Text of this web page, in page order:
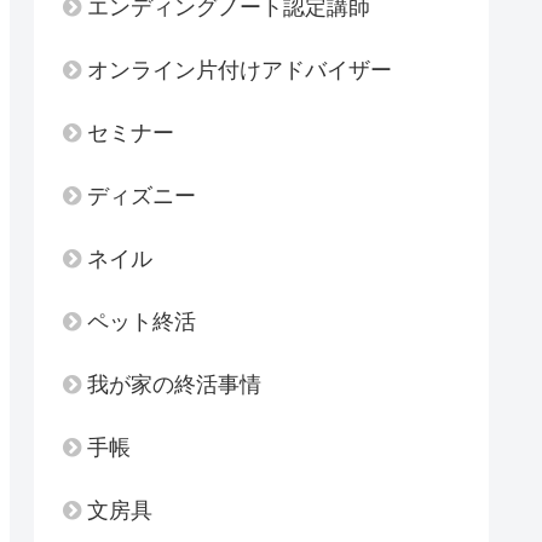
エンディングノート認定講師
オンライン片付けアドバイザー
セミナー
ディズニー
ネイル
ペット終活
我が家の終活事情
手帳
文房具